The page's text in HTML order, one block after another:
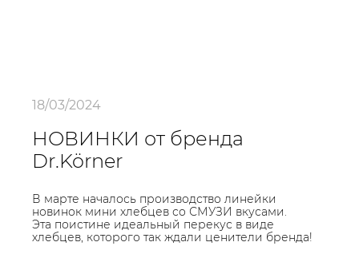
18/03/2024
НОВИНКИ от бренда
Dr.Körner
В марте началось производство линейки
новинок мини хлебцев со СМУЗИ вкусами.
Эта поистине идеальный перекус в виде
хлебцев, которого так ждали ценители бренда!